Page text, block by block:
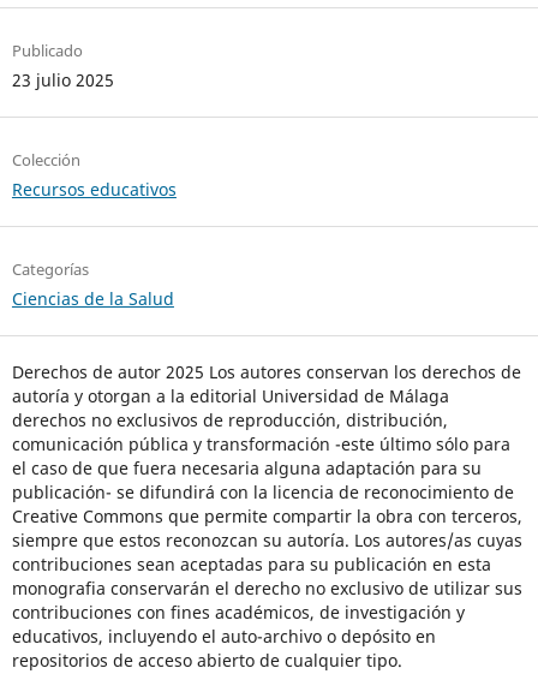
Publicado
23 julio 2025
Colección
Recursos educativos
Categorías
Ciencias de la Salud
Derechos de autor 2025 Los autores conservan los derechos de
autoría y otorgan a la editorial Universidad de Málaga
derechos no exclusivos de reproducción, distribución,
comunicación pública y transformación -este último sólo para
el caso de que fuera necesaria alguna adaptación para su
publicación- se difundirá con la licencia de reconocimiento de
Creative Commons que permite compartir la obra con terceros,
siempre que estos reconozcan su autoría. Los autores/as cuyas
contribuciones sean aceptadas para su publicación en esta
monografia conservarán el derecho no exclusivo de utilizar sus
contribuciones con fines académicos, de investigación y
educativos, incluyendo el auto-archivo o depósito en
repositorios de acceso abierto de cualquier tipo.